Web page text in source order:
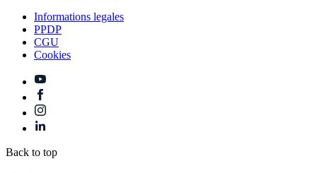
Informations legales
PPDP
CGU
Cookies
Back to top